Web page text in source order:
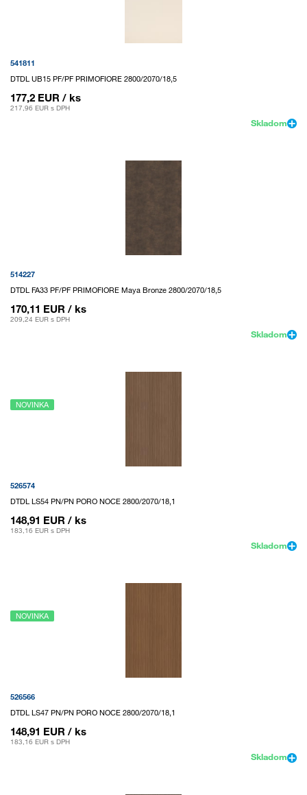
541811
DTDL UB15 PF/PF PRIMOFIORE 2800/2070/18,5
177,2 EUR / ks
217,96 EUR s DPH
Skladom
514227
DTDL FA33 PF/PF PRIMOFIORE Maya Bronze 2800/2070/18,5
170,11 EUR / ks
209,24 EUR s DPH
Skladom
NOVINKA
526574
DTDL LS54 PN/PN PORO NOCE 2800/2070/18,1
148,91 EUR / ks
183,16 EUR s DPH
Skladom
NOVINKA
526566
DTDL LS47 PN/PN PORO NOCE 2800/2070/18,1
148,91 EUR / ks
183,16 EUR s DPH
Skladom